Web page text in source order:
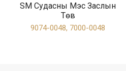
SM Судасны Мэс Заслын
Төв
9074-0048, 7000-0048